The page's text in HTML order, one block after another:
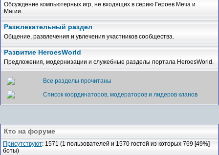
Обсуждение компьютерных игр, не входящих в серию Героев Меча и
Магии.
Развлекательный раздел
Общение, развлечения и увлечения участников сообщества.
Развитие HeroesWorld
Предложения, модернизации и служебные разделы портала HeroesWorld.
Все разделы прочитаны
Список координаторов, модераторов и лидеров кланов
Кто на форуме
Присутствуют: 1571 (1 пользователей и 1570 гостей из которых 769 [49%]
боты)